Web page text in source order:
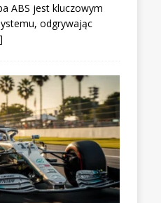
ABS jest kluczowym
odgrywając